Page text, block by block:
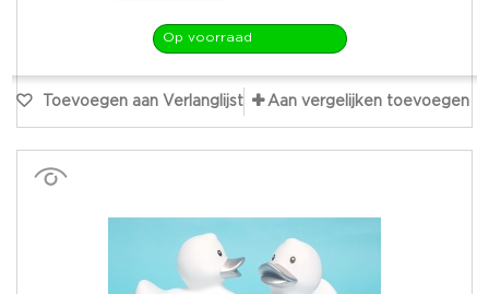
Op voorraad
Toevoegen aan Verlanglijst Aan vergelijken toevoegen